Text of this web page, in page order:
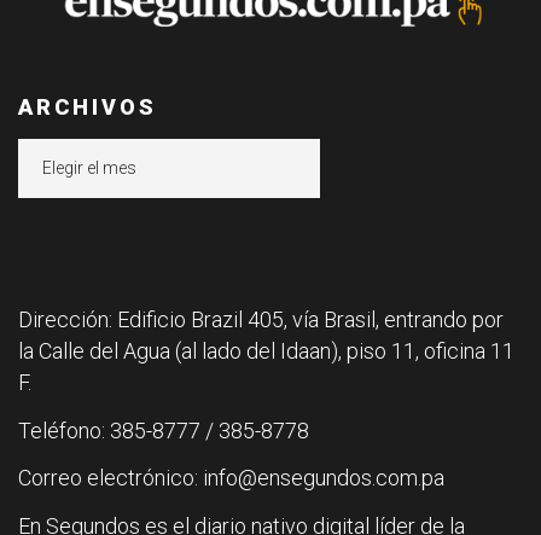
ARCHIVOS
Dirección: Edificio Brazil 405, vía Brasil, entrando por
la Calle del Agua (al lado del Idaan), piso 11, oficina 11
F.
Teléfono: 385-8777 / 385-8778
Correo electrónico: info@ensegundos.com.pa
En Segundos es el diario nativo digital líder de la